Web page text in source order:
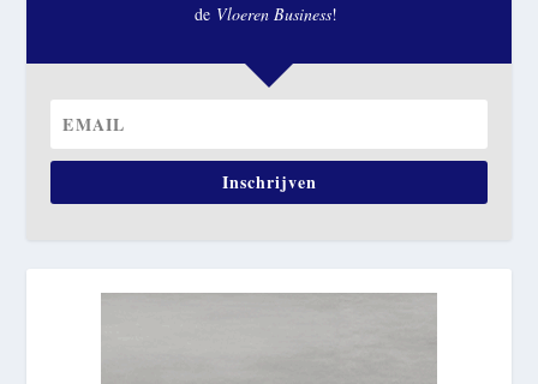
de Vloeren Business!
Inschrijven